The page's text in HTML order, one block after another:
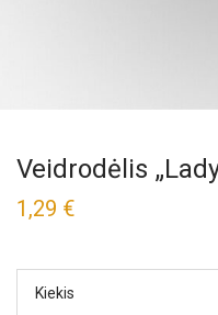
Veidrodėlis
1,29 €
Kiekis